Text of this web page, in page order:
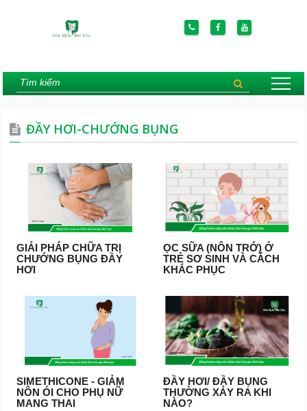
ĐẦY HƠI-CHƯỚNG BỤNG
GIẢI PHÁP CHỮA TRỊ
CHƯỚNG BỤNG ĐẦY
HƠI
ỌC SỮA (NÔN TRỚ) Ở
TRẺ SƠ SINH VÀ CÁCH
KHẮC PHỤC
SIMETHICONE - GIẢM
NÔN ÓI CHO PHỤ NỮ
MANG THAI
ĐẦY HƠI/ ĐẦY BỤNG
THƯỜNG XẢY RA KHI
NÀO?